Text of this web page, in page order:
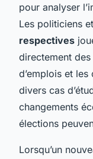
pour analyser
Les politiciens
respectives
directement
d’emplois et
divers cas
changements
élections
Lorsqu’un